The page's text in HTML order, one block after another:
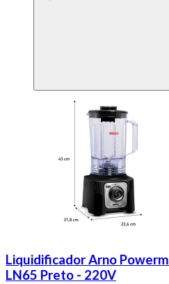
Liquidificador Arno
LN65 Preto - 220V